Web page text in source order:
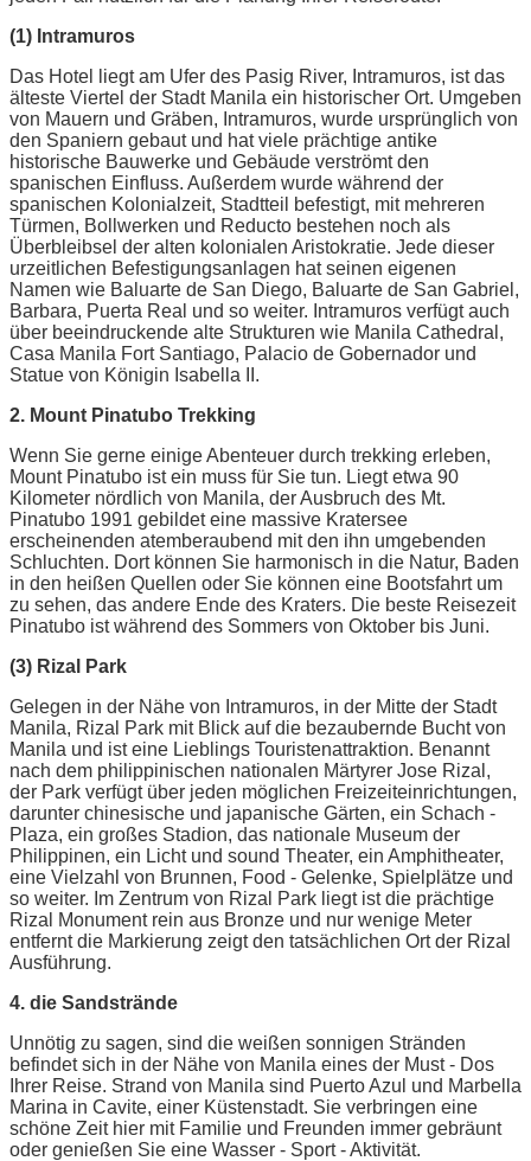
(1) Intramuros
Das Hotel liegt am Ufer des Pasig River, Intramuros, ist das
älteste Viertel der Stadt Manila ein historischer Ort. Umgeben
von Mauern und Gräben, Intramuros, wurde ursprünglich von
den Spaniern gebaut und hat viele prächtige antike
historische Bauwerke und Gebäude verströmt den
spanischen Einfluss. Außerdem wurde während der
spanischen Kolonialzeit, Stadtteil befestigt, mit mehreren
Türmen, Bollwerken und Reducto bestehen noch als
Überbleibsel der alten kolonialen Aristokratie. Jede dieser
urzeitlichen Befestigungsanlagen hat seinen eigenen
Namen wie Baluarte de San Diego, Baluarte de San Gabriel,
Barbara, Puerta Real und so weiter. Intramuros verfügt auch
über beeindruckende alte Strukturen wie Manila Cathedral,
Casa Manila Fort Santiago, Palacio de Gobernador und
Statue von Königin Isabella II.
2. Mount Pinatubo Trekking
Wenn Sie gerne einige Abenteuer durch trekking erleben,
Mount Pinatubo ist ein muss für Sie tun. Liegt etwa 90
Kilometer nördlich von Manila, der Ausbruch des Mt.
Pinatubo 1991 gebildet eine massive Kratersee
erscheinenden atemberaubend mit den ihn umgebenden
Schluchten. Dort können Sie harmonisch in die Natur, Baden
in den heißen Quellen oder Sie können eine Bootsfahrt um
zu sehen, das andere Ende des Kraters. Die beste Reisezeit
Pinatubo ist während des Sommers von Oktober bis Juni.
(3) Rizal Park
Gelegen in der Nähe von Intramuros, in der Mitte der Stadt
Manila, Rizal Park mit Blick auf die bezaubernde Bucht von
Manila und ist eine Lieblings Touristenattraktion. Benannt
nach dem philippinischen nationalen Märtyrer Jose Rizal,
der Park verfügt über jeden möglichen Freizeiteinrichtungen,
darunter chinesische und japanische Gärten, ein Schach -
Plaza, ein großes Stadion, das nationale Museum der
Philippinen, ein Licht und sound Theater, ein Amphitheater,
eine Vielzahl von Brunnen, Food - Gelenke, Spielplätze und
so weiter. Im Zentrum von Rizal Park liegt ist die prächtige
Rizal Monument rein aus Bronze und nur wenige Meter
entfernt die Markierung zeigt den tatsächlichen Ort der Rizal
Ausführung.
4. die Sandstrände
Unnötig zu sagen, sind die weißen sonnigen Stränden
befindet sich in der Nähe von Manila eines der Must - Dos
Ihrer Reise. Strand von Manila sind Puerto Azul und Marbella
Marina in Cavite, einer Küstenstadt. Sie verbringen eine
schöne Zeit hier mit Familie und Freunden immer gebräunt
oder genießen Sie eine Wasser - Sport - Aktivität.